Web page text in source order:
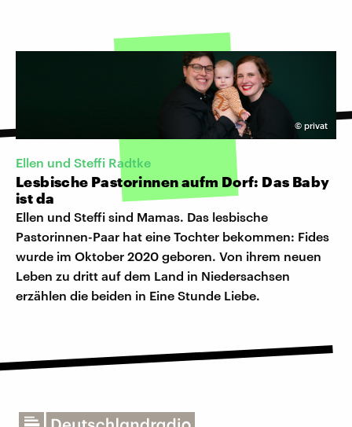
© privat
Ellen und Steffi Radtke
Lesbische Pastorinnen aufm Dorf: Das Baby
ist da
Ellen und Steffi sind Mamas. Das lesbische
Pastorinnen-Paar hat eine Tochter bekommen: Fides
wurde im Oktober 2020 geboren. Von ihrem neuen
Leben zu dritt auf dem Land in Niedersachsen
erzählen die beiden in Eine Stunde Liebe.